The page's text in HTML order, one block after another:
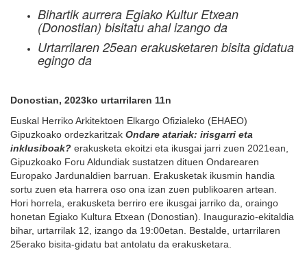
Bihartik aurrera Egiako Kultur Etxean
(Donostian) bisitatu ahal izango da
Urtarrilaren 25ean erakusketaren bisita gidatua
egingo da
Donostian, 2023ko urtarrilaren 11n
Euskal Herriko Arkitektoen Elkargo Ofizialeko (EHAEO)
Gipuzkoako ordezkaritzak Ondare atariak: irisgarri eta
inklusiboak? erakusketa ekoitzi eta ikusgai jarri zuen 2021ean,
Gipuzkoako Foru Aldundiak sustatzen dituen Ondarearen
Europako Jardunaldien barruan. Erakusketak ikusmin handia
sortu zuen eta harrera oso ona izan zuen publikoaren artean.
Hori horrela, erakusketa berriro ere ikusgai jarriko da, oraingo
honetan Egiako Kultura Etxean (Donostian). Inaugurazio-ekitaldia
bihar, urtarrilak 12, izango da 19:00etan. Bestalde, urtarrilaren
25erako bisita-gidatu bat antolatu da erakusketara.